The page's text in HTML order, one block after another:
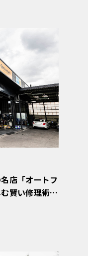
店「オートフ
賢い修理術
理由〈PR〉